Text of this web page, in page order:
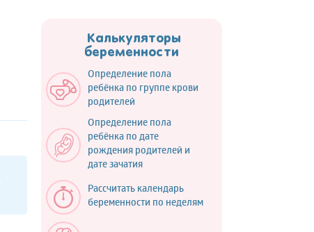
Калькуляторы
беременности
Определение пола
ребёнка по группе крови
родителей
Определение пола
ребёнка по дате
рождения родителей и
дате зачатия
Рассчитать календарь
беременности по неделям